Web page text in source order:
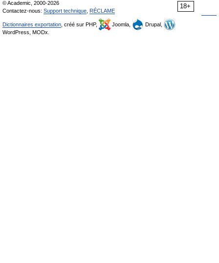
18+
© Academic, 2000-2026
Contactez-nous: Support technique RÉCLAME
Dictionnaires exportation , créé sur PHP, Joomla,
Drupal,
WordPress, MODx.